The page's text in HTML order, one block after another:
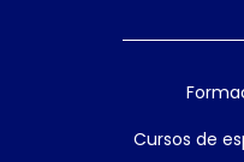
Cursos de